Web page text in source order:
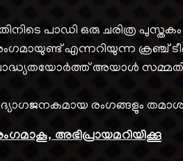
പാഡി ഒരു ചരിത്ര
എന്നറിയുന്ന ക്രഞ്ച്
അയാള്‍
രംഗങ്ങളും
അഭിപ്രായമറിയിക്കൂ